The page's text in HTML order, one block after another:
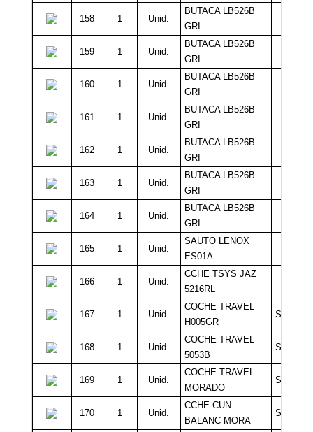
158 1 Unid.
BUTACA LB526B
GRI
159 1 Unid.
BUTACA LB526B
GRI
160 1 Unid.
BUTACA LB526B
GRI
161 1 Unid.
BUTACA LB526B
GRI
162 1 Unid.
BUTACA LB526B
GRI
163 1 Unid.
BUTACA LB526B
GRI
164 1 Unid.
BUTACA LB526B
GRI
165 1 Unid.
SAUTO LENOX
ES01A
166 1 Unid.
CCHE TSYS JAZ
5216RL
167 1 Unid.
COCHE TRAVEL
H005GR
Sin
168 1 Unid.
COCHE TRAVEL
5053B
Sin
169 1 Unid.
COCHE TRAVEL
MORADO
Sin
170 1 Unid.
CCHE CUN
BALANC MORA
Sin